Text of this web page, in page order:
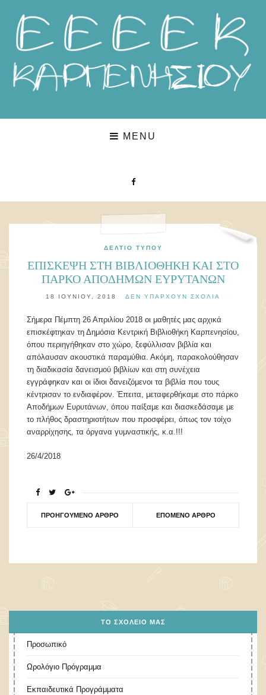
MENU
ΔΕΛΤΊΟ ΤΎΠΟΥ
ΕΠΊΣΚΕΨΗ ΣΤΗ ΒΙΒΛΙΟΘΉΚΗ ΚΑΙ ΣΤΟ
ΠΆΡΚΟ ΑΠΟΔΉΜΩΝ ΕΥΡΥΤΆΝΩΝ
18 ΙΟΥΝΊΟΥ, 2018 ΔΕΝ ΥΠΆΡΧΟΥΝ ΣΧΌΛΙΑ
Σήμερα Πέμπτη 26 Απριλίου 2018 οι μαθητές μας αρχικά
επισκέφτηκαν τη Δημόσια Κεντρική Βιβλιοθήκη Καρπενησίου,
όπου περιηγήθηκαν στο χώρο, ξεφύλλισαν βιβλία και
απόλαυσαν ακουστικά παραμύθια. Ακόμη, παρακολούθησαν
τη διαδικασία δανεισμού βιβλίων και στη συνέχεια
εγγράφηκαν και οι ίδιοι δανειζόμενοι τα βιβλία που τους
κέντρισαν το ενδιαφέρον. Έπειτα, μεταφερθήκαμε στο πάρκο
Αποδήμων Ευρυτάνων, όπου παίξαμε και διασκεδάσαμε με
το πλήθος δραστηριοτήτων που προσφέρει, όπως τον τοίχο
αναρρίχησης, τα όργανα γυμναστικής, κ.α.!!!
26/4/2018
ΠΡΟΗΓΟΎΜΕΝΟ ΆΡΘΡΟ ΕΠΌΜΕΝΟ ΆΡΘΡΟ
ΤΟ ΣΧΟΛΕΊΟ ΜΑΣ
Προσωπικό
Ωρολόγιο Πρόγραμμα
Εκπαιδευτικά Προγράμματα